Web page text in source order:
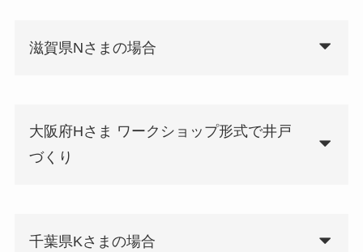
滋賀県Nさまの場合
大阪府Hさま ワークショップ形式で井戸
づくり
千葉県Kさまの場合